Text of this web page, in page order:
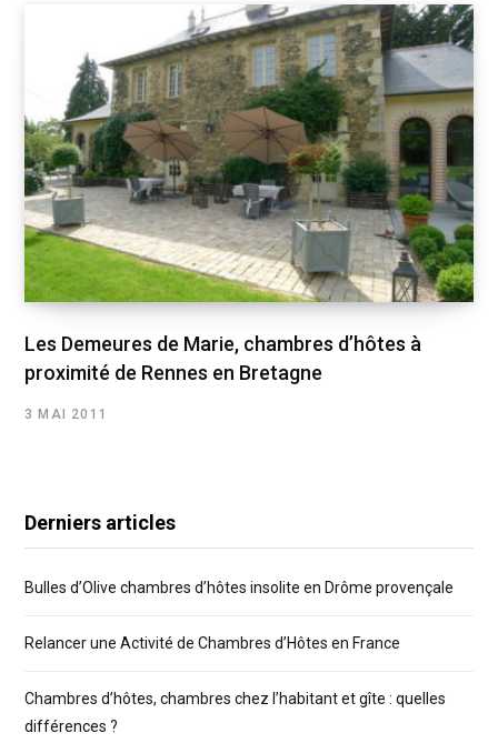
Les Demeures de Marie, chambres d’hôtes à
proximité de Rennes en Bretagne
3 MAI 2011
Derniers articles
Bulles d’Olive chambres d’hôtes insolite en Drôme provençale
Relancer une Activité de Chambres d’Hôtes en France
Chambres d’hôtes, chambres chez l’habitant et gîte : quelles
différences ?